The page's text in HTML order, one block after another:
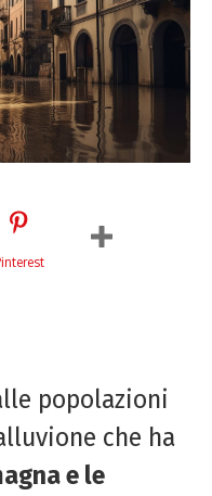
popolazioni
che ha
e le